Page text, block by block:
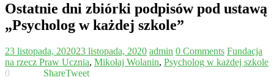
Ostatnie dni zbiórki podpisów pod ustawą
„Psycholog w każdej szkole”
23 listopada, 202023 listopada, 2020 admin 0 Comments Fundacja
na rzecz Praw Ucznia, Mikołaj Wolanin, Psycholog w każdej szkole
0
ShareTweet